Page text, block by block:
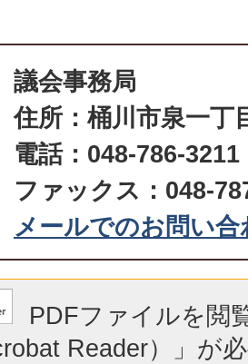
議会事務局
住所：桶川市泉一丁
電話：048-786-3211
ファックス：048-
メールでのお問い
PDFファイルを閲
Reader）」が